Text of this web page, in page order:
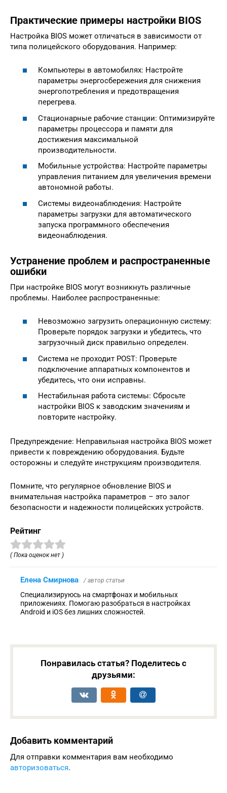
Практические примеры настройки BIOS
Настройка BIOS может отличаться в зависимости от
типа полицейского оборудования. Например:
Компьютеры в автомобилях: Настройте
параметры энергосбережения для снижения
энергопотребления и предотвращения
перегрева.
Стационарные рабочие станции: Оптимизируйте
параметры процессора и памяти для
достижения максимальной
производительности.
Мобильные устройства: Настройте параметры
управления питанием для увеличения времени
автономной работы.
Системы видеонаблюдения: Настройте
параметры загрузки для автоматического
запуска программного обеспечения
видеонаблюдения.
Устранение проблем и распространенные
ошибки
При настройке BIOS могут возникнуть различные
проблемы. Наиболее распространенные:
Невозможно загрузить операционную систему:
Проверьте порядок загрузки и убедитесь, что
загрузочный диск правильно определен.
Система не проходит POST: Проверьте
подключение аппаратных компонентов и
убедитесь, что они исправны.
Нестабильная работа системы: Сбросьте
настройки BIOS к заводским значениям и
повторите настройку.
Предупреждение: Неправильная настройка BIOS может
привести к повреждению оборудования. Будьте
осторожны и следуйте инструкциям производителя.
Помните, что регулярное обновление BIOS и
внимательная настройка параметров – это залог
безопасности и надежности полицейских устройств.
Рейтинг
( Пока оценок нет )
Елена Смирнова / автор статьи
Специализируюсь на смартфонах и мобильных
приложениях. Помогаю разобраться в настройках
Android и iOS без лишних сложностей.
Понравилась статья? Поделитесь с
друзьями:
Добавить комментарий
Для отправки комментария вам необходимо
авторизоваться.